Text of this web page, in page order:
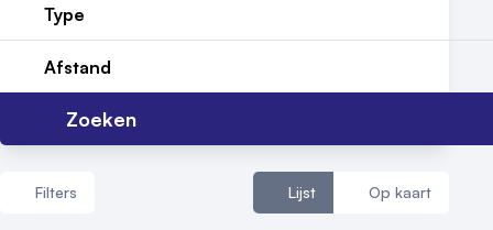
Type
Afstand
Zoeken
Filters Lijst Op kaart